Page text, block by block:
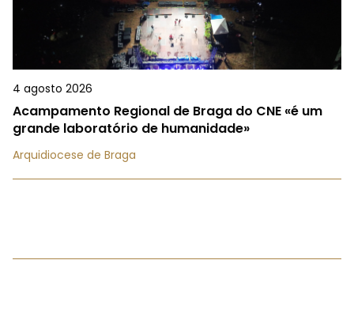
4 agosto 2026
Acampamento Regional de Braga do CNE «é um
grande laboratório de humanidade»
Arquidiocese de Braga